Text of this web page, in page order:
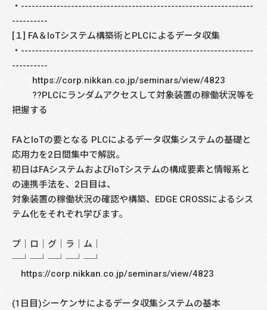
・-----------------------------------------------------------------
----------
[１] FA＆IoTシステム構築術とPLCによるデータ収集
・-----------------------------------------------------------------
----------
https://corp.nikkan.co.jp/seminars/view/4823
??PLCにランダムアクセスして対象装置の稼働状況等を
把握する
FAとIoTの要となる PLCによるデータ収集システムの基礎と
応用力を2日間集中で解説。
初日はFAシステムおよびIoTシステムの構成要素と情報系と
の連携手法を、2日目は、
対象装置の稼働状況の確認や構築、EDGE CROSSによるシス
テム化をそれぞれ学びます。
プ│ロ│グ│ラ│ム│
─┘─┘─┘─┘─┘
https://corp.nikkan.co.jp/seminars/view/4823
(1日目)シーケンサによるデータ収集システムの基本